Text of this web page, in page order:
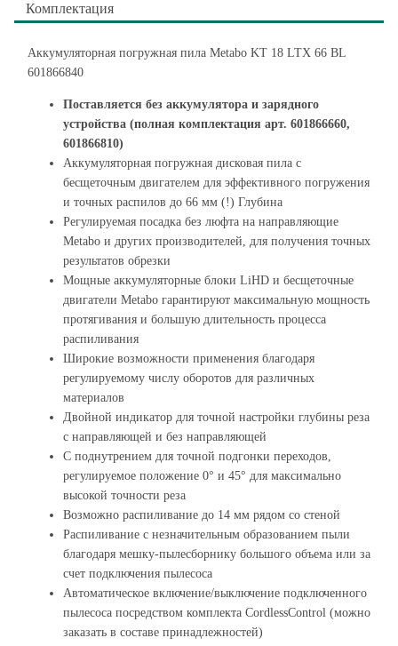
Комплектация
Аккумуляторная погружная пила Metabo KT 18 LTX 66 BL
601866840
Поставляется без аккумулятора и зарядного
устройства (полная комплектация арт. 601866660,
601866810)
Аккумуляторная погружная дисковая пила с
бесщеточным двигателем для эффективного погружения
и точных распилов до 66 мм (!) Глубина
Регулируемая посадка без люфта на направляющие
Metabo и других производителей, для получения точных
результатов обрезки
Мощные аккумуляторные блоки LiHD и бесщеточные
двигатели Metabo гарантируют максимальную мощность
протягивания и большую длительность процесса
распиливания
Широкие возможности применения благодаря
регулируемому числу оборотов для различных
материалов
Двойной индикатор для точной настройки глубины реза
с направляющей и без направляющей
С поднутрением для точной подгонки переходов,
регулируемое положение 0° и 45° для максимально
высокой точности реза
Возможно распиливание до 14 мм рядом со стеной
Распиливание с незначительным образованием пыли
благодаря мешку-пылесборнику большого объема или за
счет подключения пылесоса
Автоматическое включение/выключение подключенного
пылесоса посредством комплекта CordlessControl (можно
заказать в составе принадлежностей)